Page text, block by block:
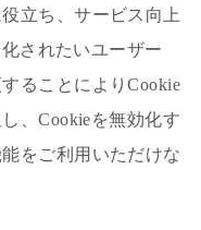
立ち、サービス向上
されたいユーザー
ることによりCookie
、Cookieを無効化す
をご利用いただけな